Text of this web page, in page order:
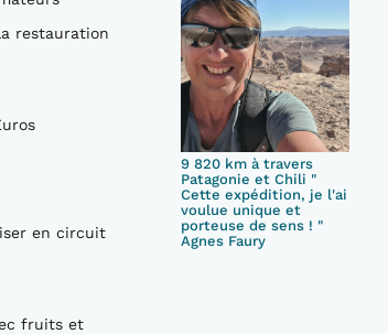
restauration
en circuit
fruits et
9 820 km à travers
Patagonie et Chili "
Cette expédition, je l'ai
voulue unique et
porteuse de sens ! "
Agnes Faury